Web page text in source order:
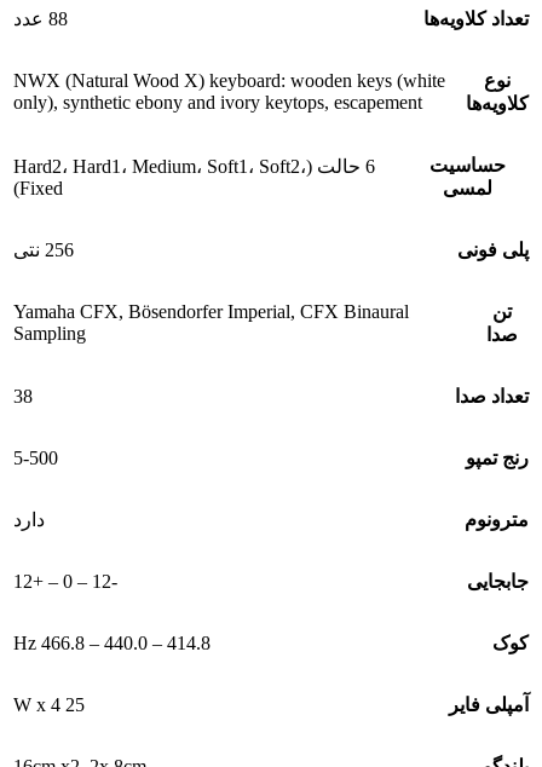
تعداد کلاویه‌ها 88 عدد
نوع
کلاویه‌ها
NWX (Natural Wood X) keyboard: wooden keys (white
only), synthetic ebony and ivory keytops, escapement
حساسیت
لمسی
6 حالت (Hard2، Hard1، Medium، Soft1، Soft2،
Fixed)
پلی فونی 256 نتی
تن
صدا
Yamaha CFX, Bösendorfer Imperial, CFX Binaural
Sampling
تعداد صدا 38
رنج تمپو 5-500
مترونوم دارد
جابجایی -12 ‒ 0 ‒ +12
کوک 414.8 – 440.0 – 466.8 Hz
آمپلی فایر 25 W x 4